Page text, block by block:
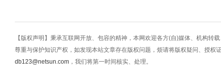
【版权声明】秉承互联网开放、包容的精神，本网欢迎各方(自)媒体、机构转
尊重与保护知识产权，如发现本站文章存在版权问题，烦请将版权疑问、授权
db123@netsun.com ，我们将第一时间核实、处理。